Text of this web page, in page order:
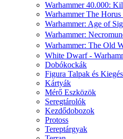
Warhammer 40.000:
Warhammer The Horus
Warhammer: Age of
Warhammer:
Warhammer: The Old
White Dwarf -
Dobókockák
Figura Talpak és
Kártyák
Mérő Eszközök
Seregtárolók
Kezdődobozok
Protoss
Tereptárgyak